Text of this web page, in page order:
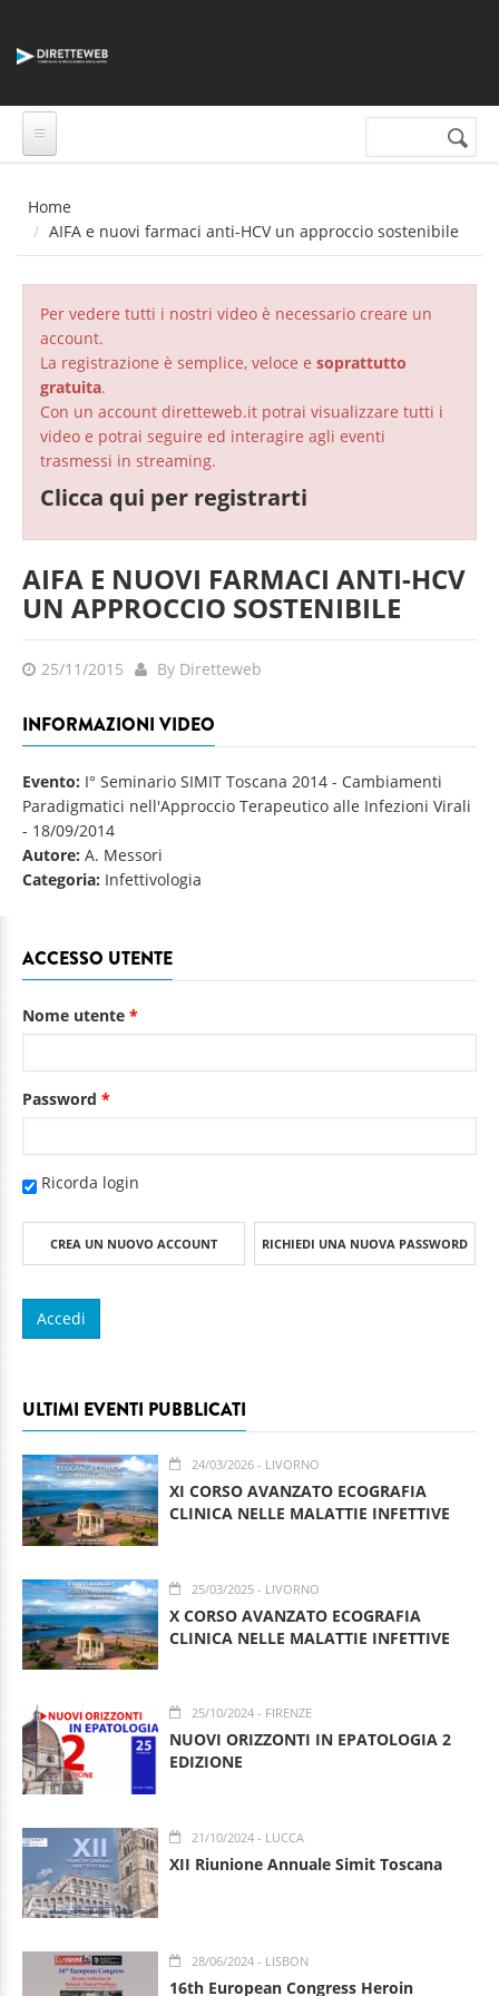
Form di
Cerca nel sito
Home
AIFA e nuovi farmaci anti-HCV un approccio sostenibile
Per vedere tutti i nostri video è necessario creare un
account.
La registrazione è semplice, veloce e soprattutto
gratuita.
Con un account diretteweb.it potrai visualizzare tutti i
video e potrai seguire ed interagire agli eventi
trasmessi in streaming.
Clicca qui per registrarti
AIFA E NUOVI FARMACI ANTI-HCV
UN APPROCCIO SOSTENIBILE
25/11/2015 By Diretteweb
INFORMAZIONI VIDEO
Evento: I° Seminario SIMIT Toscana 2014 - Cambiamenti
Paradigmatici nell'Approccio Terapeutico alle Infezioni Virali
- 18/09/2014
Autore: A. Messori
Categoria: Infettivologia
ACCESSO UTENTE
Nome utente *
Password *
Ricorda login
CREA UN NUOVO ACCOUNT RICHIEDI UNA NUOVA PASSWORD
ULTIMI EVENTI PUBBLICATI
24/03/2026 - LIVORNO
XI CORSO AVANZATO ECOGRAFIA
CLINICA NELLE MALATTIE INFETTIVE
25/03/2025 - LIVORNO
X CORSO AVANZATO ECOGRAFIA
CLINICA NELLE MALATTIE INFETTIVE
25/10/2024 - FIRENZE
NUOVI ORIZZONTI IN EPATOLOGIA 2
EDIZIONE
21/10/2024 - LUCCA
XII Riunione Annuale Simit Toscana
28/06/2024 - LISBON
16th European Congress Heroin